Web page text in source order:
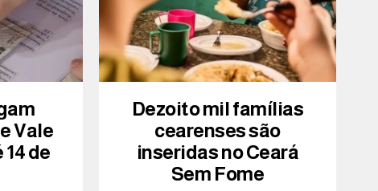
Vale
de
Dezoito mil famílias
cearenses são
inseridas no Ceará
Sem Fome